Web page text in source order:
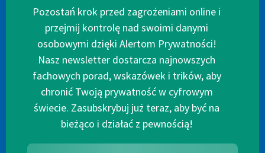
Pozostań krok przed zagrożeniami online i
przejmij kontrolę nad swoimi danymi
osobowymi dzięki Alertom Prywatności!
Nasz newsletter dostarcza najnowszych
fachowych porad, wskazówek i trików, aby
chronić Twoją prywatność w cyfrowym
świecie. Zasubskrybuj już teraz, aby być na
bieżąco i działać z pewnością!